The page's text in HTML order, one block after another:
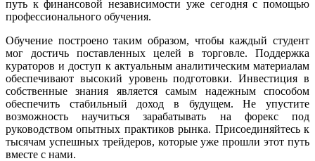
путь к финансовой независимости уже сегодня с помощью
профессионального обучения.
Обучение построено таким образом, чтобы каждый студент
мог достичь поставленных целей в торговле. Поддержка
кураторов и доступ к актуальным аналитическим материалам
обеспечивают высокий уровень подготовки. Инвестиция в
собственные знания является самым надежным способом
обеспечить стабильный доход в будущем. Не упустите
возможность научиться зарабатывать на форекс под
руководством опытных практиков рынка. Присоединяйтесь к
тысячам успешных трейдеров, которые уже прошли этот путь
вместе с нами.